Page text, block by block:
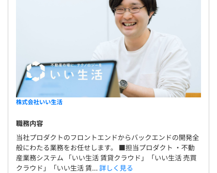
株式会社いい生活
職務内容
当社プロダクトのフロントエンドからバックエンドの開発全
般にわたる業務をお任せします。 ■担当プロダクト ・不動
産業務システム 「いい生活 賃貸クラウド」「いい生活 売買
クラウド」「いい生活 賃... 詳しく見る